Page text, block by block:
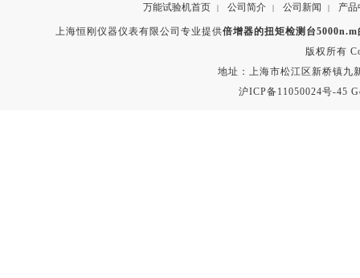
万能试验机首页 | 公司简介 | 公司新闻 | 产品
上海恒刚仪器仪表有限公司专业提供倍增器的扭矩检测台5000n.m
版权所有
地址：上海市松江区新桥镇九
沪ICP备11050024号-45